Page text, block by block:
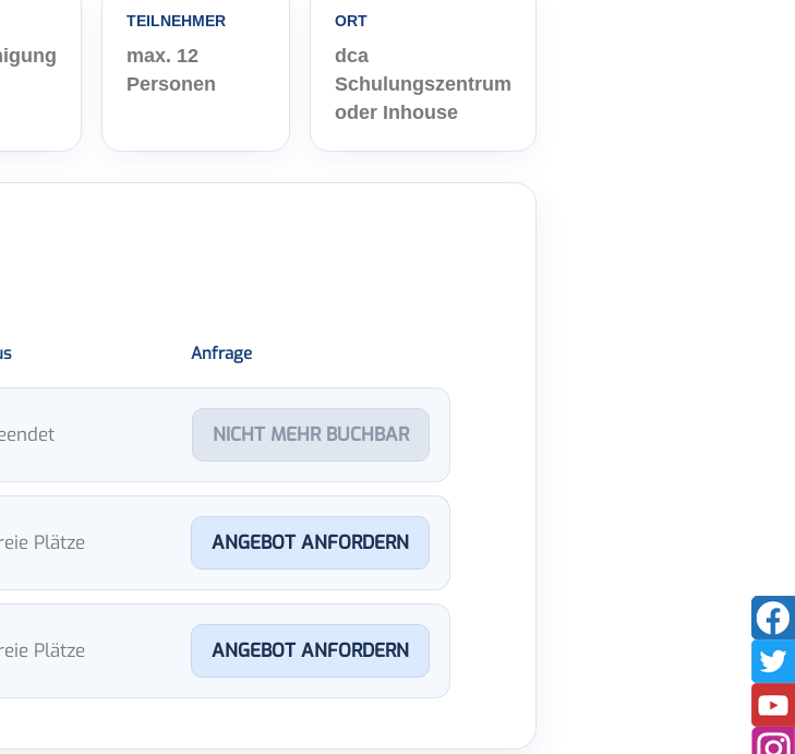
TEILNEHMER
max. 12
Personen
ORT
dca
Schulungszentrum
oder Inhouse
Anfrage
NICHT MEHR BUCHBAR
Plätze ANGEBOT ANFORDERN
Plätze ANGEBOT ANFORDERN